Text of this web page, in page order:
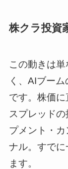
株クラ投資
この動きは
く、AIブー
です。株価
スプレッド
プメント・
ナル。すで
ます。